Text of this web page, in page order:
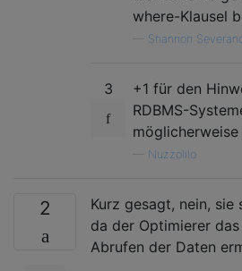
where-Klausel
Shannon
3
+1 für den
RDBMS-
Nuzzolilo
2
Kurz gesagt, nein, sie
da der Optimierer
Abrufen der Daten